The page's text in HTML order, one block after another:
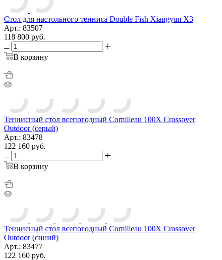
Стол для настольного тенниса Double Fish Xiangyun X3
Арт.: 83507
118 800 руб.
В корзину
Теннисный стол всепогодный Cornilleau 100X Crossover
Outdoor (серый)
Арт.: 83478
122 160 руб.
В корзину
Теннисный стол всепогодный Cornilleau 100X Crossover
Outdoor (синий)
Арт.: 83477
122 160 руб.